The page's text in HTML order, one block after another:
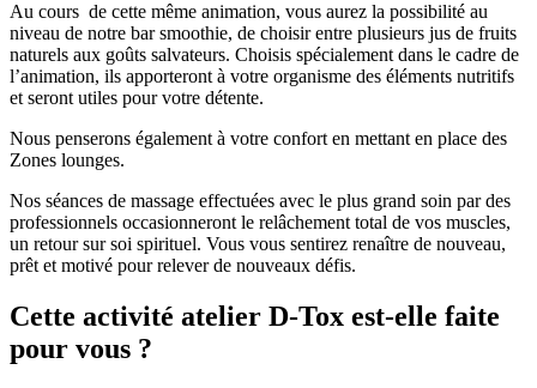
Au cours de cette même animation, vous aurez la possibilité au
niveau de notre bar smoothie, de choisir entre plusieurs jus de fruits
naturels aux goûts salvateurs. Choisis spécialement dans le cadre de
l’animation, ils apporteront à votre organisme des éléments nutritifs
et seront utiles pour votre détente.
Nous penserons également à votre confort en mettant en place des
Zones lounges.
Nos séances de massage effectuées avec le plus grand soin par des
professionnels occasionneront le relâchement total de vos muscles,
un retour sur soi spirituel. Vous vous sentirez renaître de nouveau,
prêt et motivé pour relever de nouveaux défis.
Cette activité atelier D-Tox est-elle faite
pour vous ?